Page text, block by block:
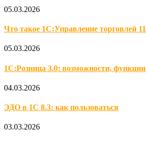
05.03.2026
Что такое 1С:Управление торговлей 11
05.03.2026
1С:Розница 3.0: возможности, функции
04.03.2026
ЭДО в 1С 8.3: как пользоваться
03.03.2026